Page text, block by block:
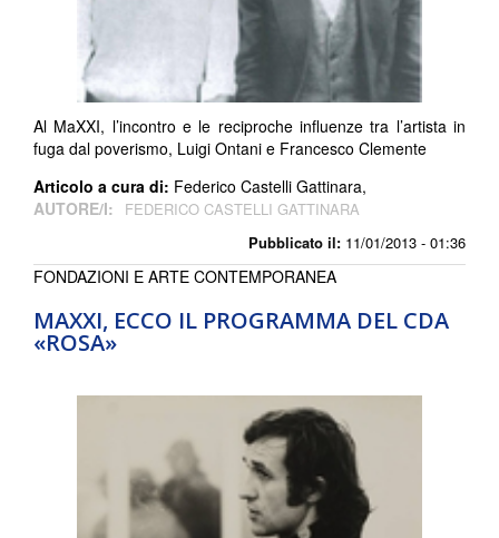
Pubblicato il: 11/01/2013 - 01:36
Al MaXXI, l’incontro e le reciproche influenze tra l’artista in
fuga dal poverismo, Luigi Ontani e Francesco Clemente
Articolo a cura di: Federico Castelli Gattinara,
AUTORE/I:
FEDERICO CASTELLI GATTINARA
MAXXI, ECCO IL PROGRAMMA DEL CDA
«ROSA»
FONDAZIONI E ARTE CONTEMPORANEA